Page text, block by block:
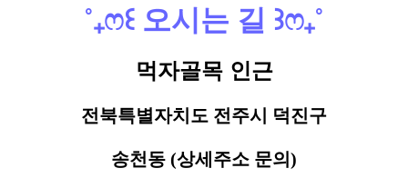
˚₊ෆ꒰ 오시는 길 ꒱ෆ₊˚
먹자골목 인근
전북특별자치도 전주시 덕진구
송천동 (상세주소 문의)